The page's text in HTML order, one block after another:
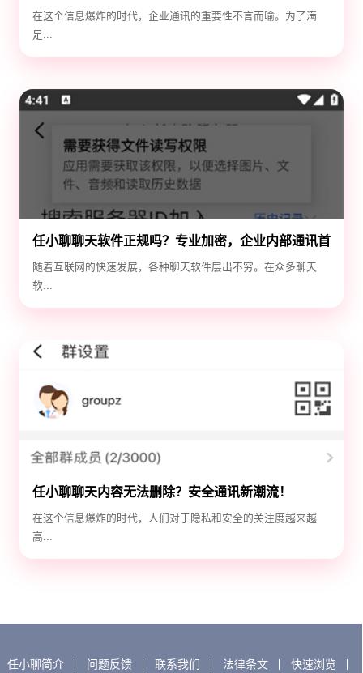
效！
在这个信息爆炸的时代，企业通讯的重要性不言而喻。为了满
足...
任小聊聊天软件正规吗？专业加密，企业内部通讯首
选！
随着互联网的快速发展，各种聊天软件层出不穷。在众多聊天
软...
任小聊聊天内容无法删除？安全通讯新潮流！
在这个信息爆炸的时代，人们对于隐私和安全的关注度越来越
高...
任小聊简介 问题反馈 联系我们 法律条文 快速浏览